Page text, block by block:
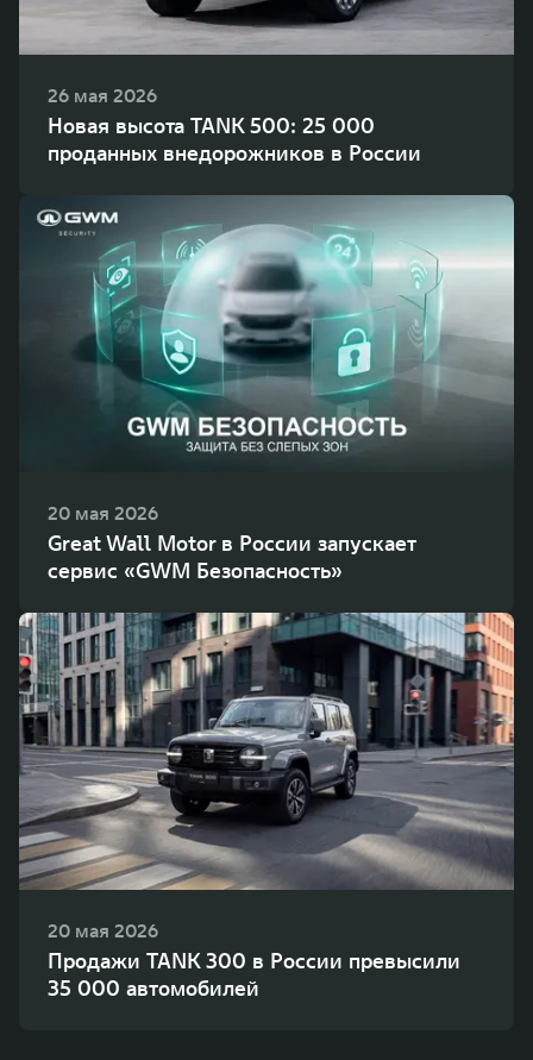
26 мая 2026
Новая высота TANK 500: 25 000
проданных внедорожников в России
20 мая 2026
Great Wall Motor в России запускает
сервис «GWM Безопасность»
20 мая 2026
Продажи TANK 300 в России превысили
35 000 автомобилей